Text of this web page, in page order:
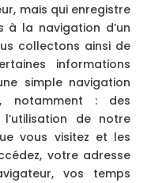
mais qui enregistre
à la navigation d’un
collectons ainsi de
informations
simple navigation
notamment : des
de notre
vous visitez et les
votre adresse
vos temps